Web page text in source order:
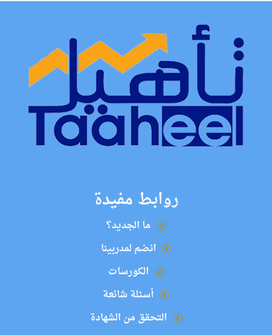
روابط مفيدة
ما الجديد؟
انضم لمدربينا
الكورسات
أسئلة شائعة
التحقق من الشهادة